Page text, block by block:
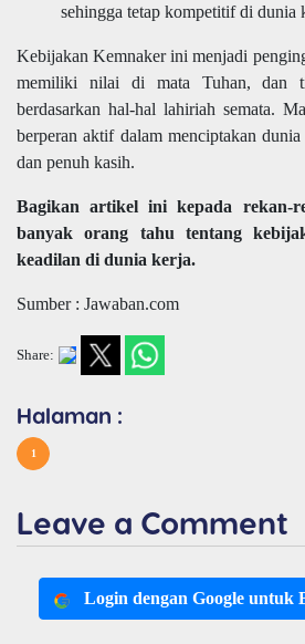
sehingga tetap kompetitif di dunia
Kebijakan Kemnaker ini menjadi
memiliki nilai di mata Tuhan, dan
berdasarkan hal-hal lahiriah semata.
berperan aktif dalam menciptakan
dan penuh kasih.
Bagikan artikel ini kepada rekan-
banyak orang tahu tentang
keadilan di dunia kerja.
Sumber : Jawaban.com
Share:
Halaman :
1
Leave a Comment
Login dengan Google untuk